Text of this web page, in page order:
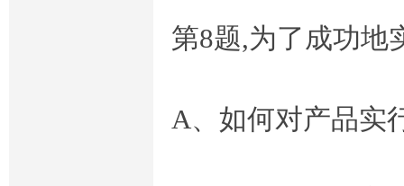
第8题,为了成功地
A、如何对产品实